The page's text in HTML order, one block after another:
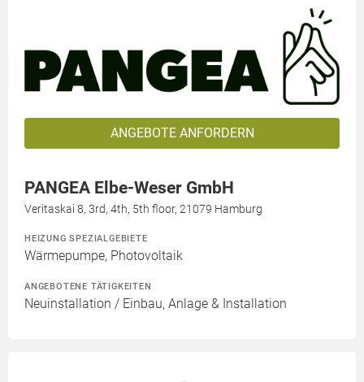
ANGEBOTE ANFORDERN
PANGEA Elbe-Weser GmbH
Veritaskai 8, 3rd, 4th, 5th floor, 21079 Hamburg
HEIZUNG SPEZIALGEBIETE
Wärmepumpe, Photovoltaik
ANGEBOTENE TÄTIGKEITEN
Neuinstallation / Einbau, Anlage & Installation